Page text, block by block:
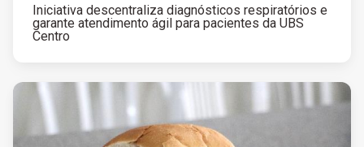
Iniciativa descentraliza diagnósticos respiratórios e
garante atendimento ágil para pacientes da UBS
Centro